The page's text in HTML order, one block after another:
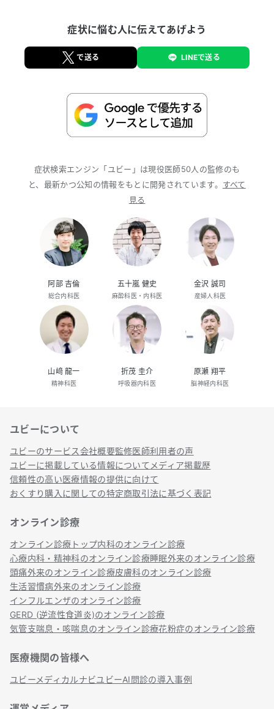
症状に悩む人に伝えてあげよう
で送る LINEで送る
症状検索エンジン「ユビー」は現役医師50人の監修のも
と、最新かつ公知の情報をもとに開発されています。 すべて
見る
阿部 吉倫
総合内科医
五十嵐 健史
麻酔科医・内科医
金沢 誠司
産婦人科医
山﨑 龍一
精神科医
折茂 圭介
呼吸器内科医
原瀬 翔平
脳神経内科医
リンク
ユビーについて
ユビーのサービス会社概要監修医師利用者の声
ユビーに掲載している情報について メディア掲載歴
信頼性の高い医療情報の提供に向けて
おくすり購入に関しての特定商取引法に基づく表記
オンライン診療
オンライン診療トップ内科のオンライン診療
心療内科・精神科のオンライン診療睡眠外来のオンライン診療
頭痛外来のオンライン診療皮膚科のオンライン診療
生活習慣病外来のオンライン診療
インフルエンザのオンライン診療
GERD (逆流性食道炎)のオンライン診療
気管支喘息・咳喘息のオンライン診療花粉症のオンライン診療
医療機関の皆様へ
ユビーメディカルナビユビーAI問診の導入事例